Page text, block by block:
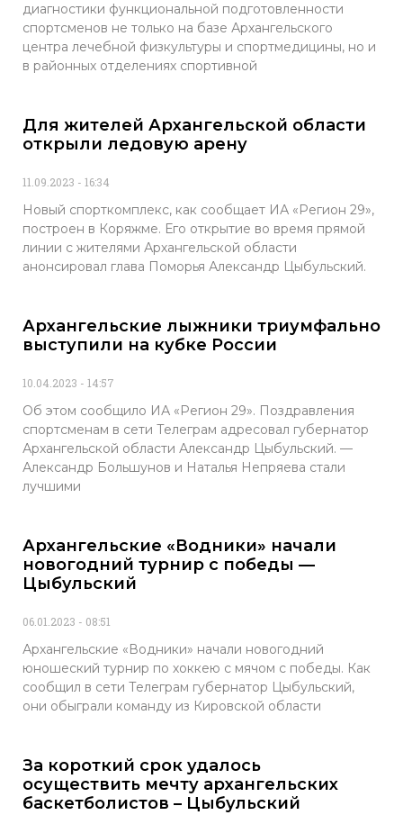
диагностики функциональной подготовленности
спортсменов не только на базе Архангельского
центра лечебной физкультуры и спортмедицины, но и
в районных отделениях спортивной
Для жителей Архангельской области
открыли ледовую арену
11.09.2023 16:34
Новый спорткомплекс, как сообщает ИА «Регион 29»,
построен в Коряжме. Его открытие во время прямой
линии с жителями Архангельской области
анонсировал глава Поморья Александр Цыбульский.
Архангельские лыжники триумфально
выступили на кубке России
10.04.2023 14:57
Об этом сообщило ИА «Регион 29». Поздравления
спортсменам в сети Телеграм адресовал губернатор
Архангельской области Александр Цыбульский. —
Александр Большунов и Наталья Непряева стали
лучшими
Архангельские «Водники» начали
новогодний турнир с победы —
Цыбульский
06.01.2023 08:51
Архангельские «Водники» начали новогодний
юношеский турнир по хоккею с мячом с победы. Как
сообщил в сети Телеграм губернатор Цыбульский,
они обыграли команду из Кировской области
За короткий срок удалось
осуществить мечту архангельских
баскетболистов – Цыбульский